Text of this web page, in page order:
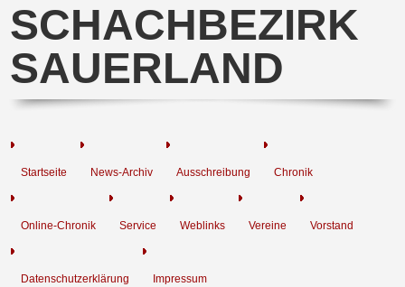
SCHACHBEZIRK
SAUERLAND
Startseite News-Archiv Ausschreibung Chronik
Online-Chronik Service Weblinks Vereine Vorstand
Datenschutzerklärung Impressum